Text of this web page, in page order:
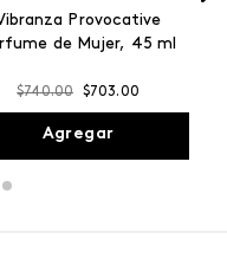
Provocative
de Mujer, 45 ml
$740.00 $703.00
Agregar